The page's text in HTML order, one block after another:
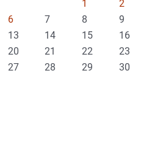
1
2
6 7 8
9
13 14 15
16
20 21 22
23
27 28 29
30